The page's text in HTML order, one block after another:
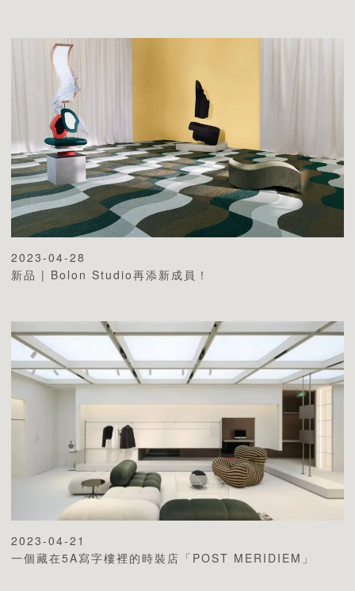
2023-04-28
新品 | Bolon Studio再添新成員！
2023-04-21
一個藏在5A寫字樓裡的時裝店「​POST MERIDIEM」